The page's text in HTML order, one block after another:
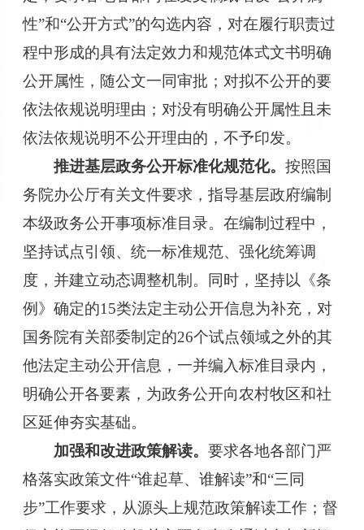
性”和“公开方式”的勾选内容，对在履行职责过
程中形成的具有法定效力和规范体式文书明确
公开属性，随公文一同审批 ； 对拟不公开的要
依法依规说明理由 ； 对没有明确公开属性且未
依法依规说明不公开理由的，不予印发。
推进基层政务公开标准化规范化。按照国
务院办公厅有关文件要求， 指导基层政府编制
本级政务公开事项标准目录。在编制过程中，
坚持试点引领、统一标准规范、强化统筹调
度， 并建立动态调整机制。 同时，坚持以《条
例》确定的15类法定主动公开信息为补充，对
国务院有关部委制定的26个试点领域之外的其
他法定主动公开信息，一并编入标准目录内，
明确公开各要素，为政务公开向农村牧区和社
区延伸夯实基础。
加强和改进政策解读。要求各地各部门严
格落实政策文件“谁起草、谁解读”和“三同
步”工作要求，从源头上规范政策解读工作；督